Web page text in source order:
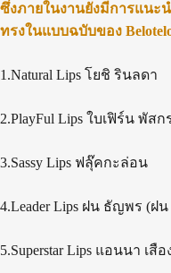
ซึ่งภายในงานยังมีการแนะ
ทรงในแบบฉบับของ
1.Natural Lips โยชิ รินลดา
2.PlayFul Lips ใบเฟิร์น พัสก
3.Sassy Lips ฟลุ๊คกะล่อน
4.Leader Lips ฝน ธัญพร (ฝ
5.Superstar Lips แอนนา เสื